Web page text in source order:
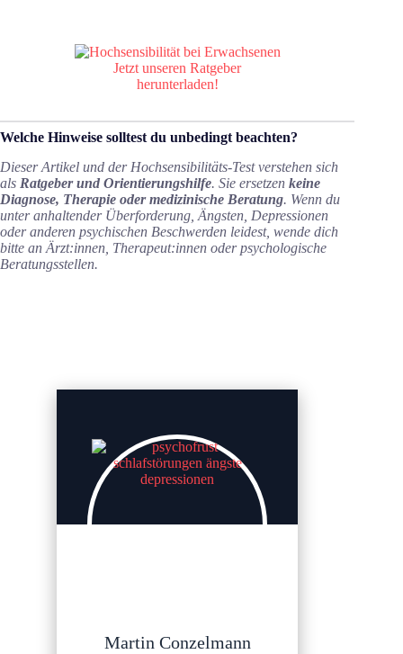
Jetzt unseren Ratgeber
herunterladen!
Welche Hinweise solltest du unbedingt beachten?
Dieser Artikel und der Hochsensibilitäts-Test verstehen sich
als Ratgeber und Orientierungshilfe. Sie ersetzen keine
Diagnose, Therapie oder medizinische Beratung. Wenn du
unter anhaltender Überforderung, Ängsten, Depressionen
oder anderen psychischen Beschwerden leidest, wende dich
bitte an Ärzt:innen, Therapeut:innen oder psychologische
Beratungsstellen.
Martin Conzelmann